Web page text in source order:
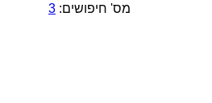
מס' חיפושים: 3